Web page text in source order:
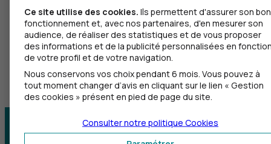
Centre d'aide Trouver une agence
Ce site utilise des cookies. Ils permettent d'assurer son bon
fonctionnement et, avec nos partenaires, d'en mesurer son
audience, de réaliser des statistiques et de vous proposer
des informations et de la publicité personnalisées en
de votre profil et de votre navigation.
Nous conservons vos choix pendant 6 mois. Vous pouvez à
tout moment changer d’avis en cliquant sur le lien « Gestion
des cookies » présent en pied de page du site.
Consulter notre politique Cookies